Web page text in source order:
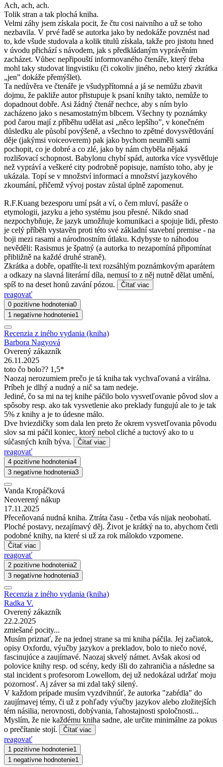
Ach, ach, ach.
Tolik stran a tak plochá kniha.
Velmi záhy jsem získala pocit, že čtu cosi naivního a už se toho
nezbavila. V prvé řadě se autorka jako by nedokáže povznést nad
to, kde všude studovala a kolik titulů získala, takže pro jistotu hned
v úvodu přichází s návodem, jak s předkládaným vyprávěním
zacházet. Vůbec nepřipouští informovaného čtenáře, který třeba
mohl taky studovat lingvistiku (či cokoliv jiného, nebo který zkrátka
„jen” dokáže přemýšlet).
Ta nedůvěra ve čtenáře je všudypřítomná a já se nemůžu zbavit
dojmu, že pakliže autor přistupuje k psaní knihy takto, nemůže to
dopadnout dobře. Asi žádný čtenář nechce, aby s ním bylo
zacházeno jako s nesamostatným blbcem. Všechny ty poznámky
pod čarou mají z příběhu udělat asi „něco lepšího”, v konečném
důsledku ale působí povýšeně, a všechno to zpětné dovysvětlování
děje (jakýmsi voiceoverem) pak jako bychom neuměli sami
pochopit, co je dobré a co zlé, jako by nám chyběla nějaká
rozlišovací schopnost. Babylonu chybí spád, autorka více vysvětluje
než vypráví a veškeré city podrobně popisuje, namísto toho, aby je
ukázala. Topí se v množství informací a množství jazykového
zkoumání, přičemž vývoj postav zůstal úplně zapomenut.
R.F.Kuang bezesporu umí psát a ví, o čem mluví, pasáže o
etymologii, jazyku a jeho systému jsou přesné. Nikdo snad
nezpochybňuje, že jazyk umožňuje komunikaci a spojuje lidi, přesto
je celý příběh vystavěn proti této své základní stavební premise - na
boji mezi rasami a národnostním útlaku. Kdybyste to náhodou
nevěděli: Rasismus je špatný (a autorka to nezapomíná připomínat
přibližně na každé druhé straně).
Zkrátka a dobře, opatříte-li text rozsáhlým poznámkovým aparátem
a odkazy na slavná literární díla, nemusí to z něj nutně dělat umění,
spíš to na deset honů zavání pózou.
Čítať viac
reagovať
0 pozitívne hodnotenia0
1 negatívne hodnotenie1
Recenzia z iného vydania (kniha)
Barbora Nagyová
Overený zákazník
26.11.2025
toto čo bolo?? 1,5*
Naozaj nerozumiem prečo je tá kniha tak vychvaľovaná a virálna.
Príbeh je dlhý a nudný a nič sa tam nedeje.
Jediné, čo sa mi na tej knihe páčilo bolo vysvetľovanie pôvod slov a
spôsoby resp. ako tak vysvetlenie ako preklady fungujú ale to je tak
5% z knihy a je to údesne málo.
Dve hviezdičky som dala len preto že okrem vysvetľovania pôvodu
slov sa mi páčil koniec, ktorý nebol cliché a tuctový ako to u
súčasných kníh býva.
Čítať viac
reagovať
4 pozitívne hodnotenia4
3 negatívne hodnotenia3
Vanda Kropáčková
Neoverený nákup
17.11.2025
Přeceňovaná nudná kniha. Ztráta času - četba vás nijak neobohatí.
Ploché postavy, nezajímavý děj. Život je krátký na to, abychom četli
podobné knihy, na které si už za rok málokdo vzpomene.
Čítať viac
reagovať
2 pozitívne hodnotenia2
3 negatívne hodnotenia3
Recenzia z iného vydania (kniha)
Radka V.
Overený zákazník
22.2.2025
zmiešané pocity...
Musím priznať, že na jednej strane sa mi kniha páčila. Jej začiatok,
opisy Oxfordu, výučby jazykov a prekladov, bolo to niečo nové,
fascinujúce a zaujímavé. Naozaj skvelý námet. Avšak akosi od
polovice knihy resp. od scény, kedy išli do zahraničia a následne sa
stal incident s profesorom Lowellom, dej už nedokázal udržať moju
pozornosť. Aj záver sa mi zdal taký silený.
V každom prípade musím vyzdvihnúť, že autorka "zabŕdla" do
zaujímavej témy, či už z pohľady výučby jazykov alebo zložitejších
tém násilia, nerovnosti, dobývania, ľahostajnosti spoločnosti...
Myslím, že nie každému kniha sadne, ale určite minimálne za pokus
o prečítanie stojí.
Čítať viac
reagovať
1 pozitívne hodnotenie1
1 negatívne hodnotenie1